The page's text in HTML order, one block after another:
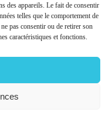
des appareils. Le fait de consentir
telles que le comportement de
pas consentir ou de retirer son
caractéristiques et fonctions.
RÉSERVÉS.